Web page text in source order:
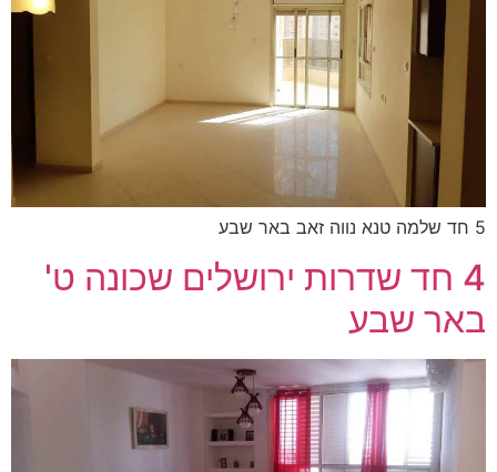
5 חד שלמה טנא נווה זאב באר שבע
4 חד שדרות ירושלים שכונה ט'
באר שבע